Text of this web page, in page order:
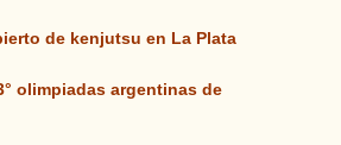
de kenjutsu en La Plata
olimpiadas argentinas de